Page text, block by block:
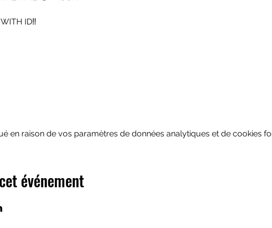
ID‼️
en raison de vos paramètres de données analytiques et de cookies
événement